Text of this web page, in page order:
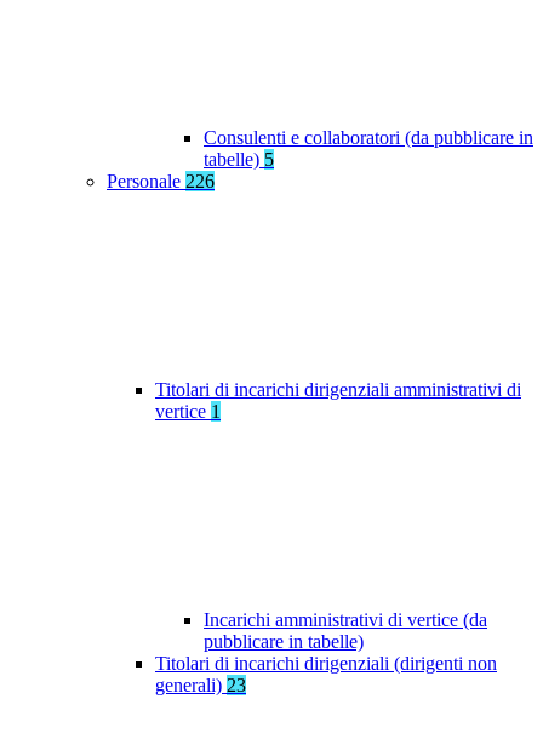
Consulenti e collaboratori (da pubblicare in
tabelle) 5
Personale 226
Titolari di incarichi dirigenziali amministrativi di
vertice 1
Incarichi amministrativi di vertice (da
pubblicare in tabelle)
Titolari di incarichi dirigenziali (dirigenti non
generali) 23